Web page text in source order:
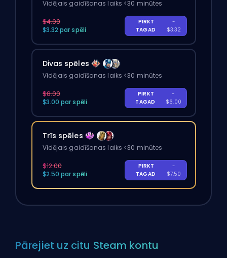
Vidējais gaidīšanas laiks <30 minūtes
$4.00
$3.32 par spēli
PIRKT
TAGAD
-
$3.32
Divas spēles
Vidējais gaidīšanas laiks <30 minūtes
$8.00
$3.00 par spēli
PIRKT
TAGAD
-
$6.00
Trīs spēles
Vidējais gaidīšanas laiks <30 minūtes
$12.00
$2.50 par spēli
PIRKT
TAGAD
-
$7.50
Pārejiet uz citu Steam kontu